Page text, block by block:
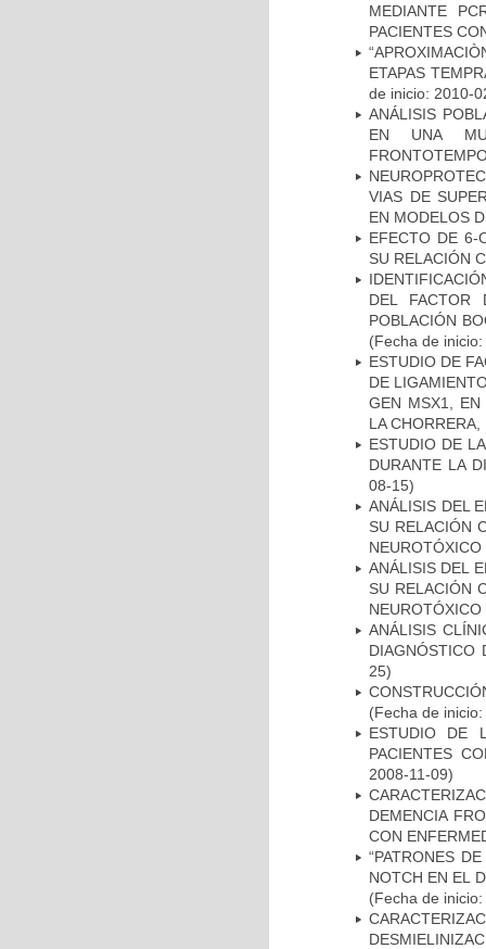
MEDIANTE
PACIENTES
ETAPAS
de inicio: 2010-
ANÁLISIS
EN UNA
VIAS DE
EN MODELOS
EFECTO DE 6-
SU RELACIÓN
DEL FACTOR
POBLACIÓN
(Fecha de
ESTUDIO DE
DE
GEN MSX1, EN
LA
ESTUDIO DE
DURANTE LA
08-15)
ANÁLISIS DEL
SU RELACIÓN
NEUROTÓXICO
ANÁLISIS DEL
SU RELACIÓN
NEUROTÓXICO
ANÁLISIS
DIAGNÓSTICO
25)
(Fecha de
ESTUDIO DE
PACIENTES
2008-11-09)
DEMENCIA
CON
“PATRONES
NOTCH EN EL
(Fecha de